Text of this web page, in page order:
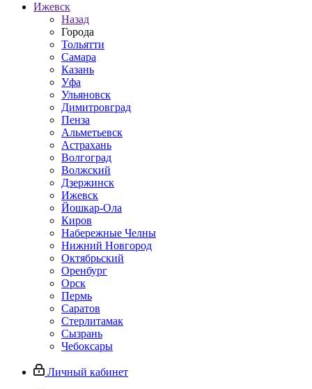
Ижевск
Назад
Города
Тольятти
Самара
Казань
Уфа
Ульяновск
Димитровград
Пенза
Альметьевск
Астрахань
Волгоград
Волжский
Дзержинск
Ижевск
Йошкар-Ола
Киров
Набережные Челны
Нижний Новгород
Октябрьский
Оренбург
Орск
Пермь
Саратов
Стерлитамак
Сызрань
Чебоксары
Личный кабинет